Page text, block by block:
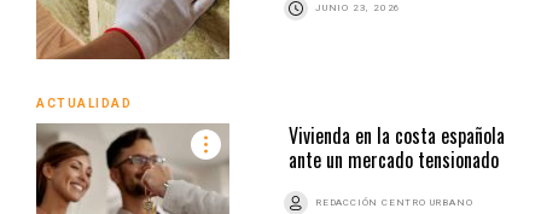
JUNIO 23, 2026
ACTUALIDAD
Vivienda en la costa española
ante un mercado tensionado
REDACCIÓN CENTRO URBANO